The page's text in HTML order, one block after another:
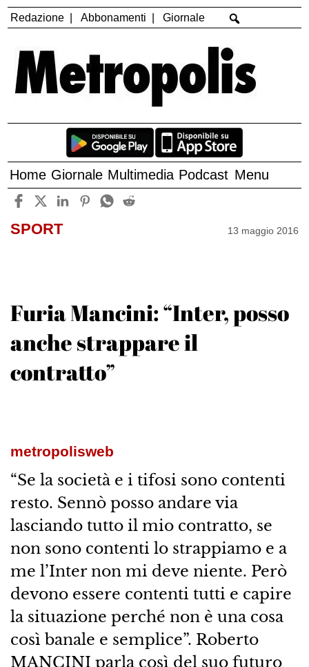
Redazione Abbonamenti Giornale
Home Giornale Multimedia Podcast Menu
SPORT 13 maggio 2016
Furia Mancini: “Inter, posso
anche strappare il
contratto”
metropolisweb
“Se la società e i tifosi sono contenti
resto. Sennò posso andare via
lasciando tutto il mio contratto, se
non sono contenti lo strappiamo e a
me l’Inter non mi deve niente. Però
devono essere contenti tutti e capire
la situazione perché non è una cosa
così banale e semplice”. Roberto
MANCINI parla così del suo futuro